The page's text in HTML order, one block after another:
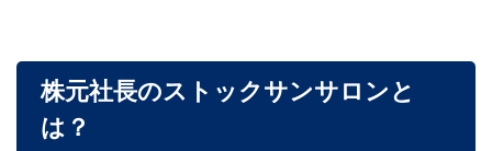
株元社長のストックサンサロンと
は？